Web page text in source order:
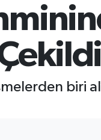
biri